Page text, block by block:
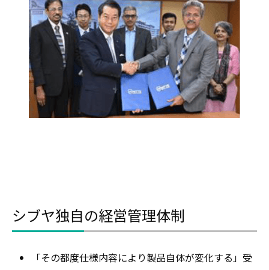
シブヤ独自の経営管理体制
「その都度仕様内容により製品自体が変化する」受